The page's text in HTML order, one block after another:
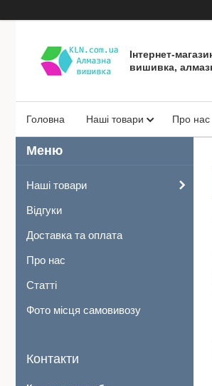
Інтернет-
вишивка,
Головна Наші товари Про нас
Наші товари
Відгуки
Доставка та оплата
Про нас
Статті
Фото місця самовивозу
Контакти